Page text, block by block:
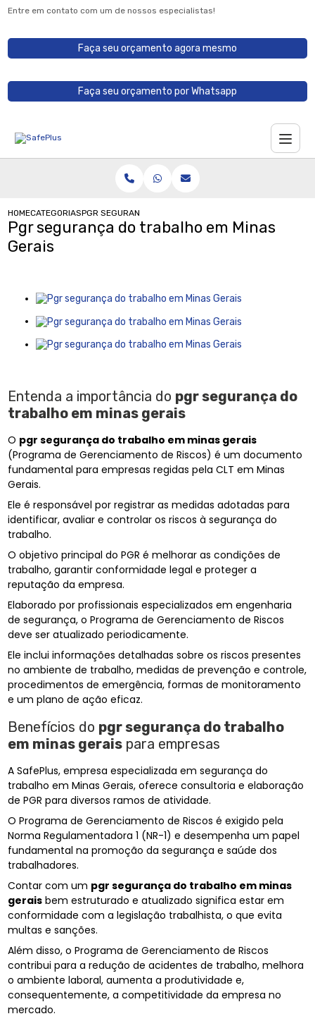
Entre em contato com um de nossos especialistas!
Faça seu orçamento agora mesmo
Faça seu orçamento por Whatsapp
HOMECATEGORIASPGR SEGURANÇA DO TRABALHO EM MINAS GERAIS
Pgr segurança do trabalho em Minas
Gerais
Entenda a importância do pgr segurança do
trabalho em minas gerais
O pgr segurança do trabalho em minas gerais
(Programa de Gerenciamento de Riscos) é um documento
fundamental para empresas regidas pela CLT em Minas
Gerais.
Ele é responsável por registrar as medidas adotadas para
identificar, avaliar e controlar os riscos à segurança do
trabalho.
O objetivo principal do PGR é melhorar as condições de
trabalho, garantir conformidade legal e proteger a
reputação da empresa.
Elaborado por profissionais especializados em engenharia
de segurança, o Programa de Gerenciamento de Riscos
deve ser atualizado periodicamente.
Ele inclui informações detalhadas sobre os riscos presentes
no ambiente de trabalho, medidas de prevenção e controle,
procedimentos de emergência, formas de monitoramento
e um plano de ação eficaz.
Benefícios do pgr segurança do trabalho
em minas gerais para empresas
A SafePlus, empresa especializada em segurança do
trabalho em Minas Gerais, oferece consultoria e elaboração
de PGR para diversos ramos de atividade.
O Programa de Gerenciamento de Riscos é exigido pela
Norma Regulamentadora 1 (NR-1) e desempenha um papel
fundamental na promoção da segurança e saúde dos
trabalhadores.
Contar com um pgr segurança do trabalho em minas
gerais bem estruturado e atualizado significa estar em
conformidade com a legislação trabalhista, o que evita
multas e sanções.
Além disso, o Programa de Gerenciamento de Riscos
contribui para a redução de acidentes de trabalho, melhora
o ambiente laboral, aumenta a produtividade e,
consequentemente, a competitividade da empresa no
mercado.